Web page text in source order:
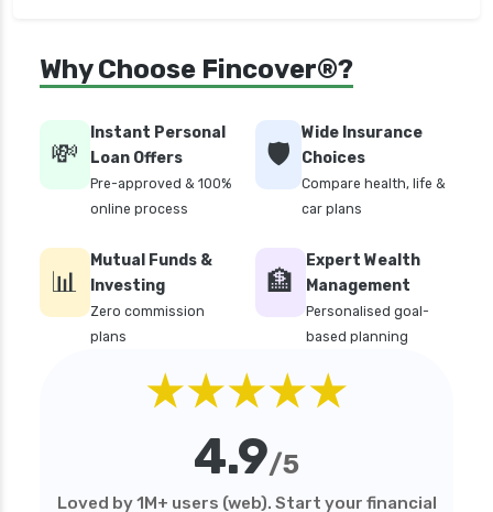
Why Choose Fincover®?
💸
Instant Personal
Loan Offers
Pre-approved & 100%
online process
🛡️
Wide Insurance
Choices
Compare health, life &
car plans
📊
Mutual Funds &
Investing
Zero commission
plans
🏦
Expert Wealth
Management
Personalised goal-
based planning
★★★★★
4.9/5
Loved by 1M+ users (web). Start your financial